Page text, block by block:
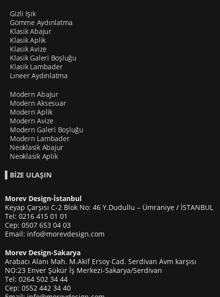
Gizli Işık
Gömme Aydınlatma
Klasik Abajur
Klasik Aplik
Klasik Avize
Klasik Galeri Boşluğu
Klasik Lambader
Lıneer Aydınlatma
Modern Abajur
Modern Aksesuar
Modern Aplik
Modern Avize
Modern Galeri Boşluğu
Modern Lambader
Neoklasik Abajur
Neoklasik Aplik
BİZE ULAŞIN
Morev Design-İstanbul
Keyap Çarşısı C-2 Blok No: 46 Y.Dudullu – Ümraniye / İSTANBUL
Tel: 0216 415 01 01
Cep: 0507 653 04 03
Email: info@morevdesign.com
Morev Design-Sakarya
Arabacı Alanı Mah. M.Akif Ersoy Cad. Serdivan Avm karşısı
NO:23 Enver Şükür İş Merkezi-Sakarya/Serdivan
Tel: 0264 502 34 44
Cep: 0552 442 34 40